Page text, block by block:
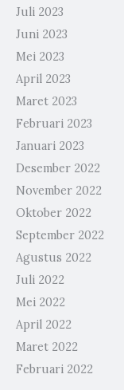
Juli 2023
Juni 2023
Mei 2023
April 2023
Maret 2023
Februari 2023
Januari 2023
Desember 2022
November 2022
Oktober 2022
September 2022
Agustus 2022
Juli 2022
Mei 2022
April 2022
Maret 2022
Februari 2022